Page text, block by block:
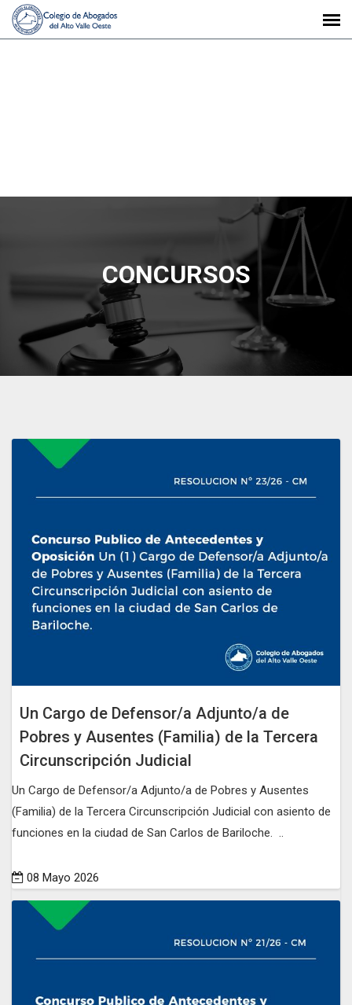
CONCURSOS
Un Cargo de Defensor/a Adjunto/a de
Pobres y Ausentes (Familia) de la Tercera
Circunscripción Judicial
Un Cargo de Defensor/a Adjunto/a de Pobres y Ausentes
(Familia) de la Tercera Circunscripción Judicial con asiento de
funciones en la ciudad de San Carlos de Bariloche. ..
08 Mayo 2026